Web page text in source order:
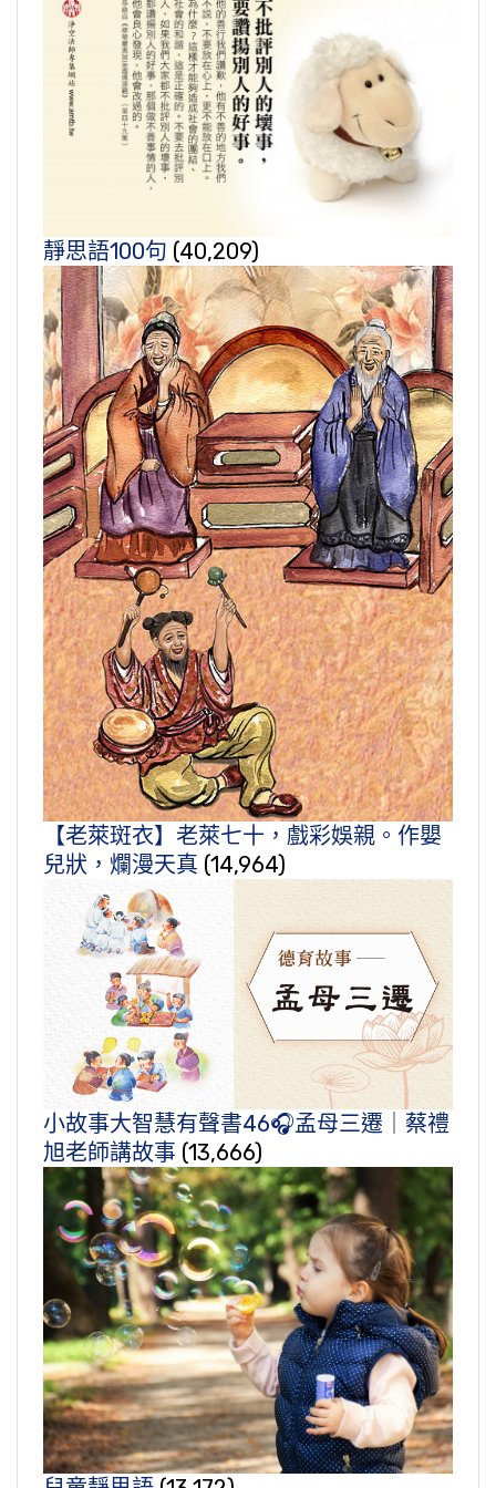
靜思語100句 (40,209)
【老萊斑衣】老萊七十，戲彩娛親。作嬰
兒狀，爛漫天真 (14,964)
小故事大智慧有聲書46🎧孟母三遷｜蔡禮
旭老師講故事 (13,666)